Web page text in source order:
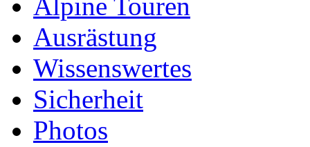
Ausrästung
Wissenswertes
Sicherheit
Photos